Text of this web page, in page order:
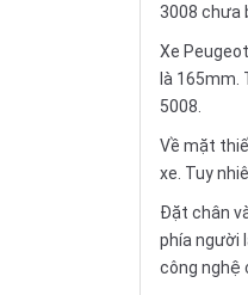
3008 chưa
Xe
là 165mm.
5008.
Về mặt
xe. Tuy
Đặt chân
phía người
công nghệ